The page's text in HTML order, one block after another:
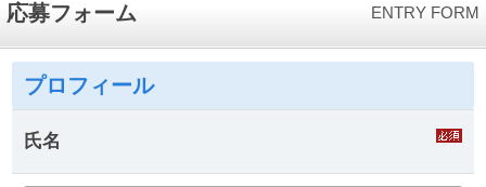
応募フォーム ENTRY FORM
プロフィール
氏名